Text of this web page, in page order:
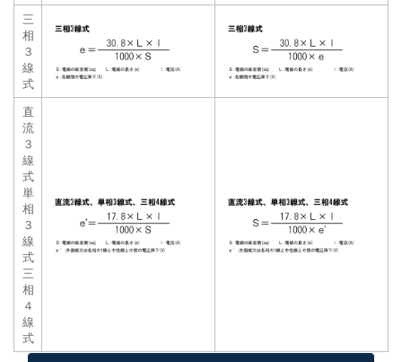
三
相
３
線
式
直
流
３
線
式
単
相
３
線
式
三
相
４
線
式